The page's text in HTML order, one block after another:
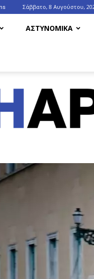
Σάββατο, 8 Αυγούστου,
ΑΣΤΥΝΟΜΙΚΑ